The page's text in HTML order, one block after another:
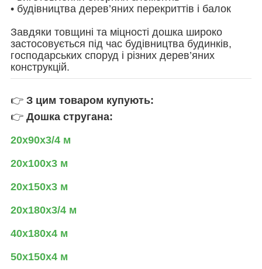
• будівництва дерев’яних перекриттів і балок
Завдяки товщині та міцності дошка широко
застосовується під час будівництва будинків,
господарських споруд і різних дерев’яних
конструкцій.
👉 З цим товаром купують:
👉 Дошка стругана:
20х90х3/4 м
20х100х3 м
20х150х3 м
20х180х3/4 м
40х180х4 м
50х150х4 м